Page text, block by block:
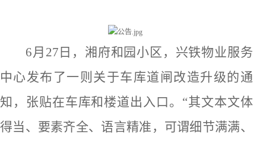
6月27日，湘府和园小区，兴铁物业服务
中心发布了一则关于车库道闸改造升级的通
知，张贴在车库和楼道出入口。“其文本文体
得当、要素齐全、语言精准，可谓细节满满、